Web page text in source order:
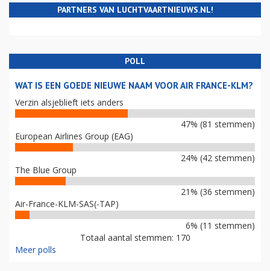
PARTNERS VAN LUCHTVAARTNIEUWS.NL!
POLL
WAT IS EEN GOEDE NIEUWE NAAM VOOR AIR FRANCE-KLM?
Verzin alsjeblieft iets anders
47% (81 stemmen)
European Airlines Group (EAG)
24% (42 stemmen)
The Blue Group
21% (36 stemmen)
Air-France-KLM-SAS(-TAP)
6% (11 stemmen)
Totaal aantal stemmen: 170
Meer polls